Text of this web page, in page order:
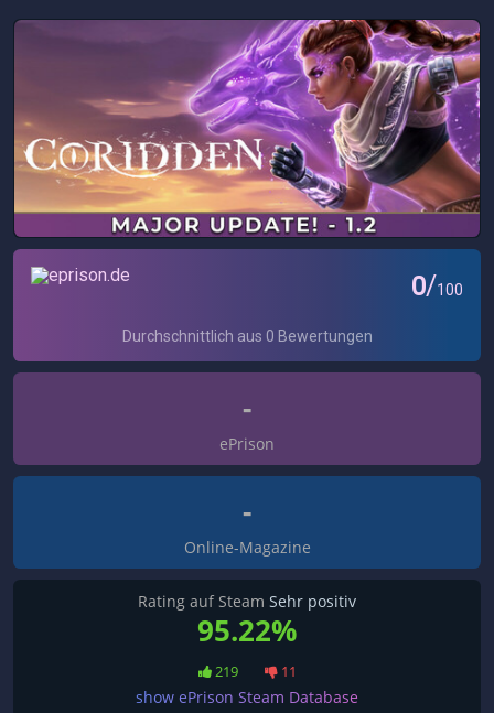
-
ePrison
-
Online-Magazine
Rating auf Steam Sehr positiv
95.22%
219 11
show ePrison Steam Database